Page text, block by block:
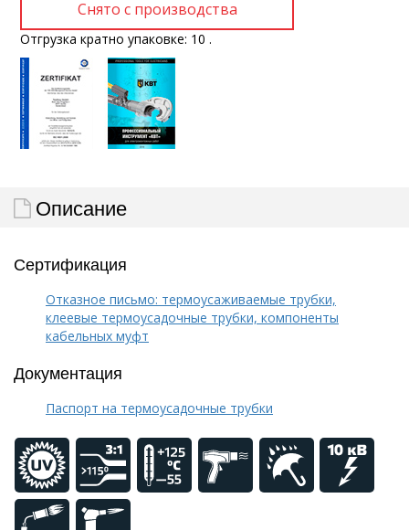
Отгрузка кратно упаковке: 10 .
Описание
Сертификация
Отказное письмо: термоусаживаемые трубки,
клеевые термоусадочные трубки, компоненты
кабельных муфт
Документация
Паспорт на термоусадочные трубки